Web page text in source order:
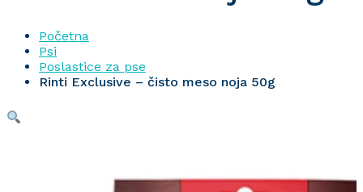
Početna
Psi
Poslastice za pse
Rinti Exclusive – čisto meso noja 50g